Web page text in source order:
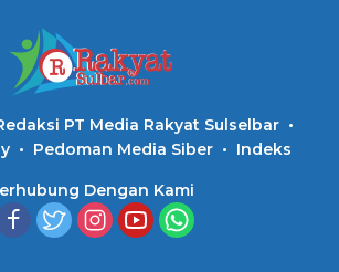
PT Media Rakyat Sulselbar
Pedoman Media Siber Indeks
Dengan Kami